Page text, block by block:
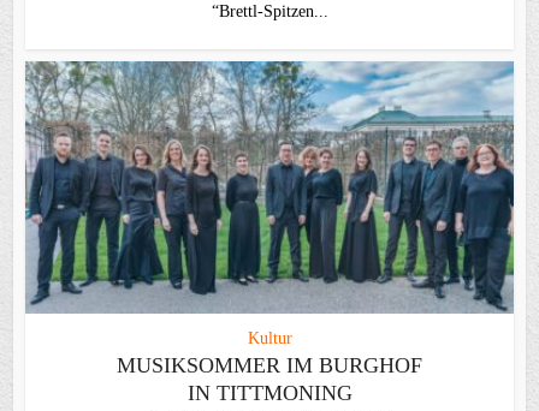
“Brettl-Spitzen...
Kultur
MUSIKSOMMER IM BURGHOF
IN TITTMONING